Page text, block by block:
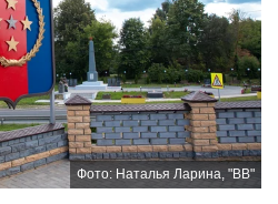
Фото: Наталья Ларина, "ВВ"